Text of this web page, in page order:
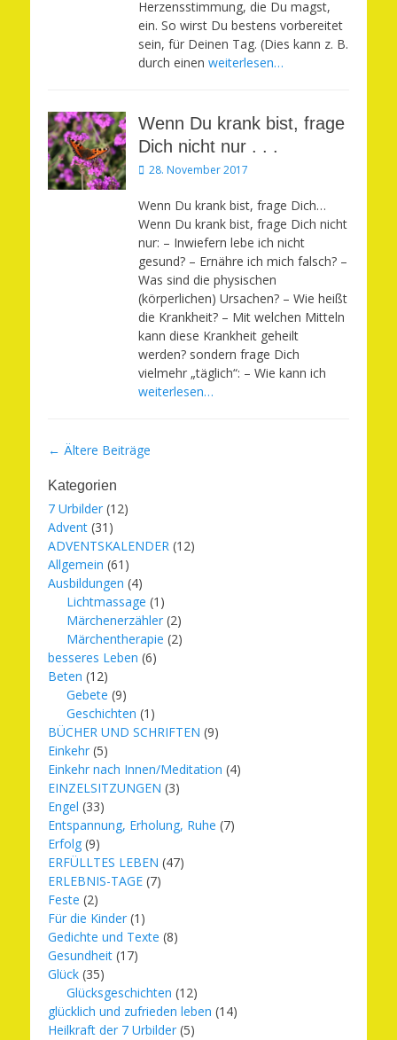
Herzensstimmung, die Du magst,
ein. So wirst Du bestens vorbereitet
sein, für Deinen Tag. (Dies kann z. B.
durch einen weiterlesen…
Wenn Du krank bist, frage
Dich nicht nur . . .
Veröffentlicht
28. November 2017
Wenn Du krank bist, frage Dich…
Wenn Du krank bist, frage Dich nicht
nur: – Inwiefern lebe ich nicht
gesund? – Ernähre ich mich falsch? –
Was sind die physischen
(körperlichen) Ursachen? – Wie heißt
die Krankheit? – Mit welchen Mitteln
kann diese Krankheit geheilt
werden? sondern frage Dich
vielmehr „täglich“: – Wie kann ich
weiterlesen…
Beitragsnavigation
← Ältere Beiträge
Kategorien
7 Urbilder (12)
Advent (31)
ADVENTSKALENDER (12)
Allgemein (61)
Ausbildungen (4)
Lichtmassage (1)
Märchenerzähler (2)
Märchentherapie (2)
besseres Leben (6)
Beten (12)
Gebete (9)
Geschichten (1)
BÜCHER UND SCHRIFTEN (9)
Einkehr (5)
Einkehr nach Innen/Meditation (4)
EINZELSITZUNGEN (3)
Engel (33)
Entspannung, Erholung, Ruhe (7)
Erfolg (9)
ERFÜLLTES LEBEN (47)
ERLEBNIS-TAGE (7)
Feste (2)
Für die Kinder (1)
Gedichte und Texte (8)
Gesundheit (17)
Glück (35)
Glücksgeschichten (12)
glücklich und zufrieden leben (14)
Heilkraft der 7 Urbilder (5)